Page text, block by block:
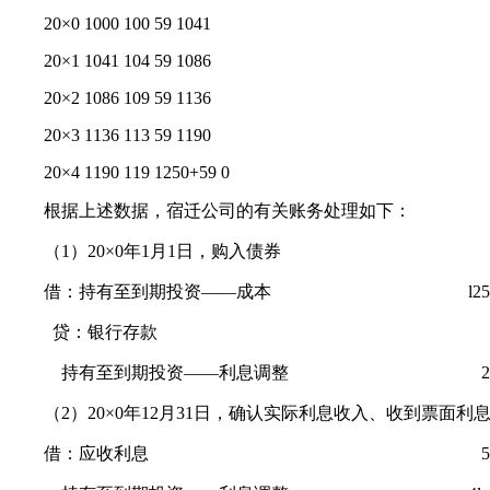
20×0 1000 100 59 1041
20×1 1041 104 59 1086
20×2 1086 109 59 1136
20×3 1136 113 59 1190
20×4 1190 119 1250+59 0
根据上述数据，宿迁公司的有关账务处理如下：
（1）20×0年1月1日，购入债券
借：持有至到期投资——成本
贷：银行存款
持有至到期投资——利息调整
（2）20×0年12月31日，确认实际利息收入、收到票面利
借：应收利息